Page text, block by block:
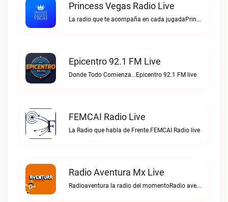
Princess Vegas Radio Live
La radio que te acompaña en cada jugadaPrincess Vegas Radio live
Epicentro 92.1 FM Live
Donde Todo Comienza...Epicentro 92.1 FM live
FEMCAI Radio Live
La Radio que habla de Frente.FEMCAI Radio live
Radio Aventura Mx Live
Radioaventura la radio del momentoRadio aventura mx live